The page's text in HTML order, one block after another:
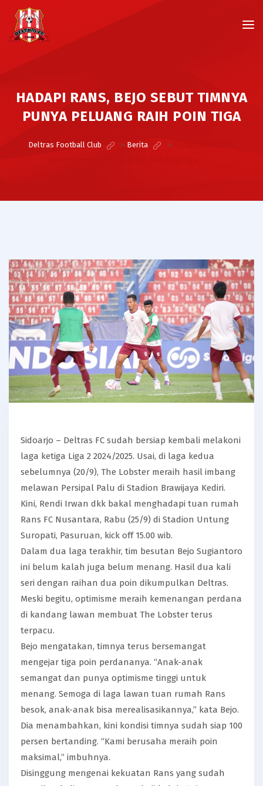
HADAPI RANS, BEJO SEBUT TIMNYA
PUNYA PELUANG RAIH POIN TIGA
Deltras Football Club > Berita >
Sidoarjo – Deltras FC sudah bersiap kembali melakoni
laga ketiga Liga 2 2024/2025. Usai, di laga kedua
sebelumnya (20/9), The Lobster meraih hasil imbang
melawan Persipal Palu di Stadion Brawijaya Kediri.
Kini, Rendi Irwan dkk bakal menghadapi tuan rumah
Rans FC Nusantara, Rabu (25/9) di Stadion Untung
Suropati, Pasuruan, kick off 15.00 wib.
Dalam dua laga terakhir, tim besutan Bejo Sugiantoro
ini belum kalah juga belum menang. Hasil dua kali
seri dengan raihan dua poin dikumpulkan Deltras.
Meski begitu, optimisme meraih kemenangan perdana
di kandang lawan membuat The Lobster terus
terpacu.
Bejo mengatakan, timnya terus bersemangat
mengejar tiga poin perdananya. “Anak-anak
semangat dan punya optimisme tinggi untuk
menang. Semoga di laga lawan tuan rumah Rans
besok, anak-anak bisa merealisasikannya,” kata Bejo.
Dia menambahkan, kini kondisi timnya sudah siap 100
persen bertanding. “Kami berusaha meraih poin
maksimal,” imbuhnya.
Disinggung mengenai kekuatan Rans yang sudah